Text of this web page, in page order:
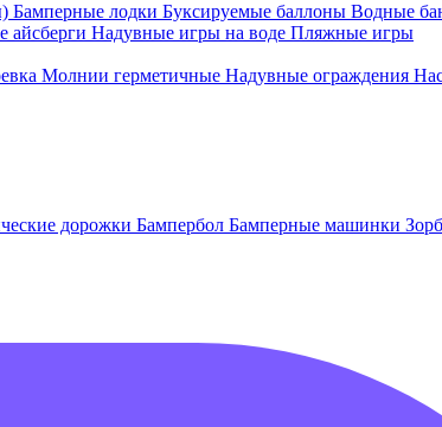
Бамперные лодки Буксируемые баллоны Водные
айсберги Надувные игры на воде Пляжные игры
Молнии герметичные Надувные ограждения
дорожки Бампербол Бамперные машинки